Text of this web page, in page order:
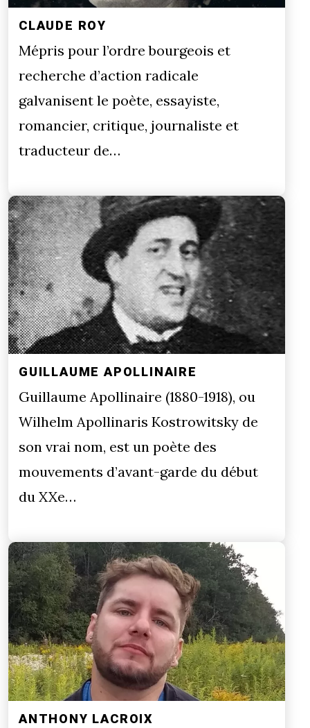
CLAUDE ROY
Mépris pour l’ordre bourgeois et
recherche d’action radicale
galvanisent le poète, essayiste,
romancier, critique, journaliste et
traducteur de…
GUILLAUME APOLLINAIRE
Guillaume Apollinaire (1880-1918), ou
Wilhelm Apollinaris Kostrowitsky de
son vrai nom, est un poète des
mouvements d’avant-garde du début
du XXe…
ANTHONY LACROIX